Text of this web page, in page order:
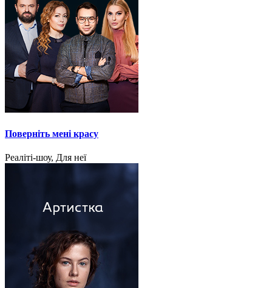
Поверніть мені красу
Реаліті-шоу, Для неї